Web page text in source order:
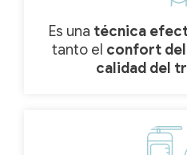
Es una técnica
tanto el confort
calidad del